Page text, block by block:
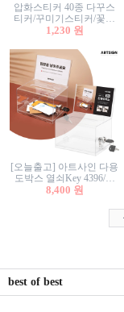
압화스티커 40종 다꾸스
티커/꾸미기스티커/꽃스
티커/압화꽃책갈피/팬시
1,230 원
[오늘출고] 아트사인 다용
도박스 열쇠Key 4396/투
표함/건의함/모금함/응모
8,400 원
best of best